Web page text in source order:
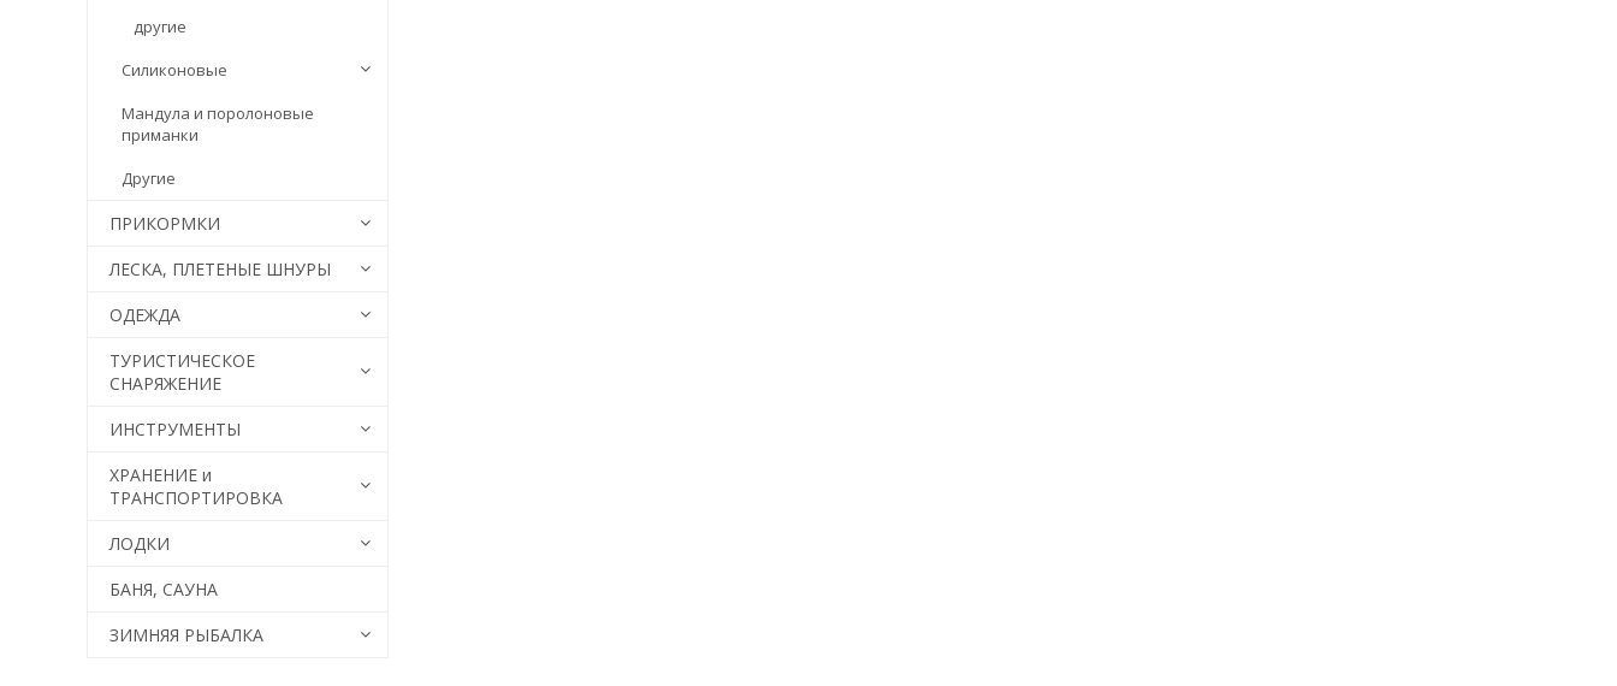
другие
Силиконовые
Мандула и поролоновые
приманки
Другие
ПРИКОРМКИ
ЛЕСКА, ПЛЕТЕНЫЕ ШНУРЫ
ОДЕЖДА
ТУРИСТИЧЕСКОЕ
СНАРЯЖЕНИЕ
ИНСТРУМЕНТЫ
ХРАНЕНИЕ и
ТРАНСПОРТИРОВКА
ЛОДКИ
БАНЯ, САУНА
ЗИМНЯЯ РЫБАЛКА